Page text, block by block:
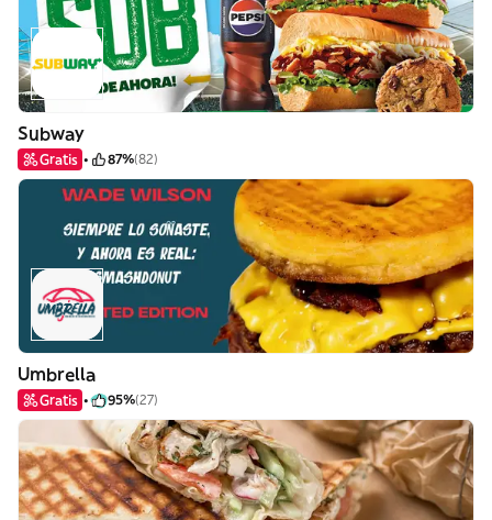
Subway
Gratis 87%(82)
Umbrella
Gratis 95%(27)